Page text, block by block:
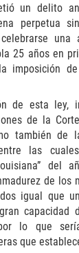
Orden de
Orden de
Órdenes de
Orden de
Porno Venganza
Publicar
Internet
Violación de Una
Restricción
un delito
perpetua
una
25 años en
imposición
de esta ley,
de la
también de
las
del
de los
igual que
capacidad
lo que
que